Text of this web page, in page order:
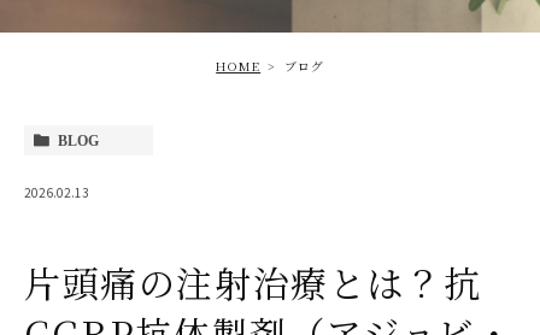
HOME ブログ
BLOG
2026.02.13
片頭痛の注射治療とは？抗